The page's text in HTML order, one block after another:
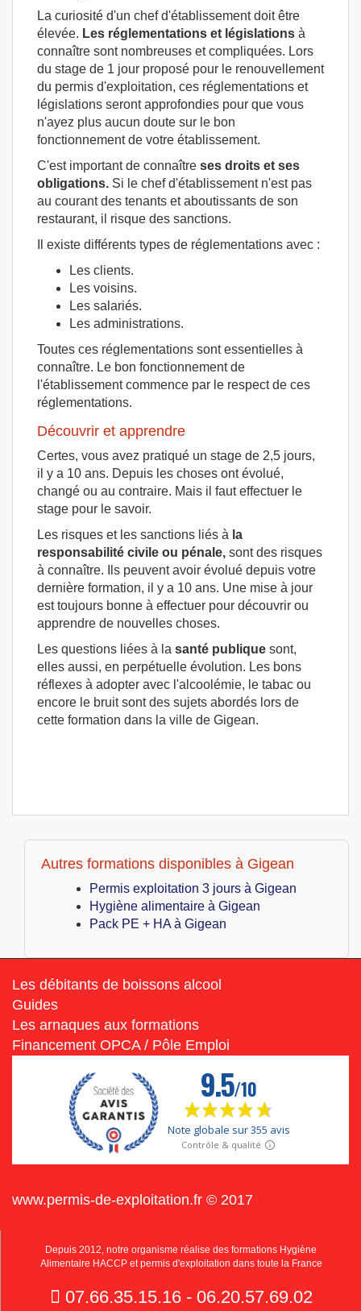
La curiosité d'un chef d'établissement doit être
élevée. Les réglementations et législations à
connaître sont nombreuses et compliquées. Lors
du stage de 1 jour proposé pour le renouvellement
du permis d'exploitation, ces réglementations et
législations seront approfondies pour que vous
n'ayez plus aucun doute sur le bon
fonctionnement de votre établissement.
C'est important de connaître ses droits et ses
obligations. Si le chef d'établissement n'est pas
au courant des tenants et aboutissants de son
restaurant, il risque des sanctions.
Il existe différents types de réglementations avec :
Les clients.
Les voisins.
Les salariés.
Les administrations.
Toutes ces réglementations sont essentielles à
connaître. Le bon fonctionnement de
l'établissement commence par le respect de ces
réglementations.
Découvrir et apprendre
Certes, vous avez pratiqué un stage de 2,5 jours,
il y a 10 ans. Depuis les choses ont évolué,
changé ou au contraire. Mais il faut effectuer le
stage pour le savoir.
Les risques et les sanctions liés à la
responsabilité civile ou pénale, sont des risques
à connaître. Ils peuvent avoir évolué depuis votre
dernière formation, il y a 10 ans. Une mise à jour
est toujours bonne à effectuer pour découvrir ou
apprendre de nouvelles choses.
Les questions liées à la santé publique sont,
elles aussi, en perpétuelle évolution. Les bons
réflexes à adopter avec l'alcoolémie, le tabac ou
encore le bruit sont des sujets abordés lors de
cette formation dans la ville de Gigean.
Autres formations disponibles à Gigean
Permis exploitation 3 jours à Gigean
Hygiène alimentaire à Gigean
Pack PE + HA à Gigean
Les débitants de boissons alcool
Guides
Les arnaques aux formations
Financement OPCA / Pôle Emploi
www.permis-de-exploitation.fr © 2017
Depuis 2012, notre organisme réalise des formations Hygiène
Alimentaire HACCP et permis d'exploitation dans toute la France
07.66.35.15.16 - 06.20.57.69.02